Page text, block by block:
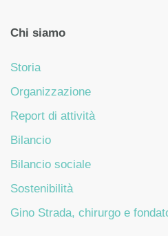
Chi siamo
Storia
Organizzazione
Report di attività
Bilancio
Bilancio sociale
Sostenibilità
Gino Strada, chirurgo e